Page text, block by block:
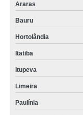
Araras
Bauru
Hortolândia
Itatiba
Itupeva
Limeira
Paulínia